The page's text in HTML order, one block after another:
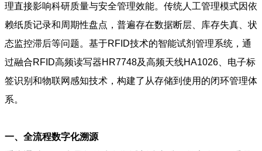
理直接影响科研质量与安全管理效能。传统人工管理模式因依
赖纸质记录和周期性盘点，普遍存在数据断层、库存失真、状
态监控滞后等问题。基于RFID技术的智能试剂管理系统，通
过融合RFID高频读写器HR7748及高频天线HA1026、电子标
签识别和物联网感知技术，构建了从存储到使用的闭环管理体
系。
一、全流程数字化溯源